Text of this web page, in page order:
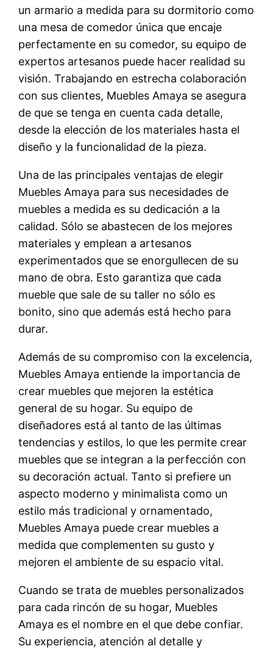
un armario a medida para su dormitorio como
una mesa de comedor única que encaje
perfectamente en su comedor, su equipo de
expertos artesanos puede hacer realidad su
visión. Trabajando en estrecha colaboración
con sus clientes, Muebles Amaya se asegura
de que se tenga en cuenta cada detalle,
desde la elección de los materiales hasta el
diseño y la funcionalidad de la pieza.
Una de las principales ventajas de elegir
Muebles Amaya para sus necesidades de
muebles a medida es su dedicación a la
calidad. Sólo se abastecen de los mejores
materiales y emplean a artesanos
experimentados que se enorgullecen de su
mano de obra. Esto garantiza que cada
mueble que sale de su taller no sólo es
bonito, sino que además está hecho para
durar.
Además de su compromiso con la excelencia,
Muebles Amaya entiende la importancia de
crear muebles que mejoren la estética
general de su hogar. Su equipo de
diseñadores está al tanto de las últimas
tendencias y estilos, lo que les permite crear
muebles que se integran a la perfección con
su decoración actual. Tanto si prefiere un
aspecto moderno y minimalista como un
estilo más tradicional y ornamentado,
Muebles Amaya puede crear muebles a
medida que complementen su gusto y
mejoren el ambiente de su espacio vital.
Cuando se trata de muebles personalizados
para cada rincón de su hogar, Muebles
Amaya es el nombre en el que debe confiar.
Su experiencia, atención al detalle y